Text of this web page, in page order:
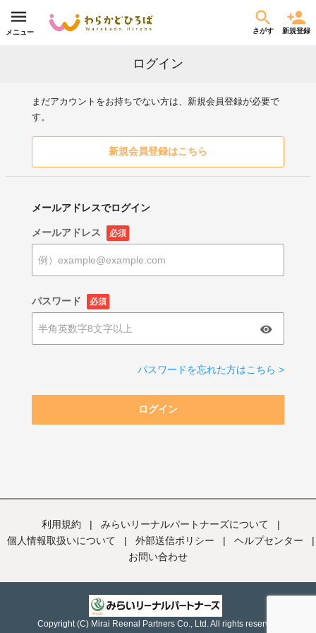
メニュー さがす 新規登録
ログイン
まだアカウントをお持ちでない方は、新規会員登録が必要で
す。
新規会員登録はこちら
メールアドレスでログイン
メールアドレス 必須
パスワード 必須
パスワードを忘れた方はこちら >
ログイン
利用規約 | みらいリーナルパートナーズについて
|
個人情報取扱いについて
| 外部送信ポリシー | ヘルプセンター
|
お問い合わせ
Copyright (C) Mirai Reenal Partners Co., Ltd. All rights reserved